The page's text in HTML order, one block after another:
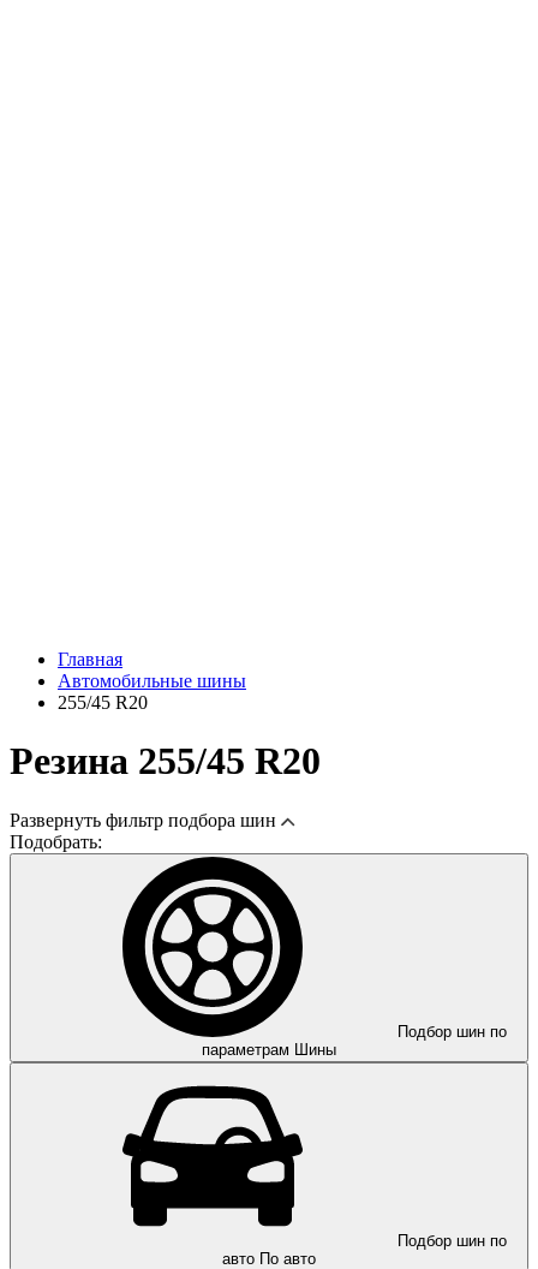
Главная
Автомобильные шины
255/45 R20
Резина 255/45 R20
Развернуть фильтр подбора шин
Подобрать:
Подбор шин по
параметрам
Шины
Подбор шин по
авто По авто